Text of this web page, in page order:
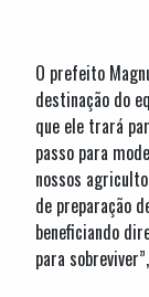
O prefeito
destinação do
que ele trará
passo para
nossos
de preparação
beneficiando
para